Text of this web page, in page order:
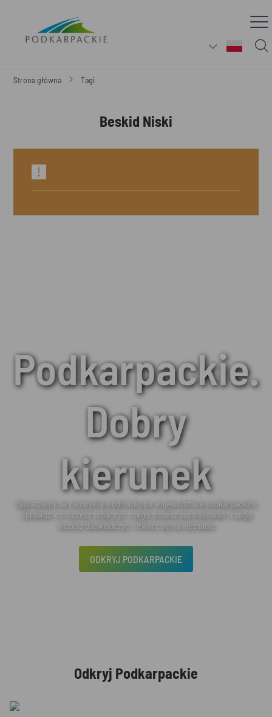
Strona główna Tagi
Beskid Niski
Podkarpackie.
Dobry
kierunek
Zapraszamy na niezwykłą wędrówkę po województwie podkarpackim.
Sprawdź, co możesz zobaczyć, czego możesz posmakować i czego
możesz doświadczyć. Otwórz się na nieznane.
ODKRYJ PODKARPACKIE
Odkryj Podkarpackie